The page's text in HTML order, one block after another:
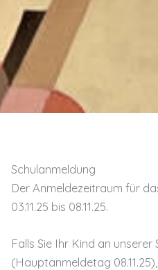
Schulanmeldung
Der Anmeldezeitraum für
03.11.25 bis 08.11.25.
Falls Sie Ihr Kind an
(Hauptanmeldetag